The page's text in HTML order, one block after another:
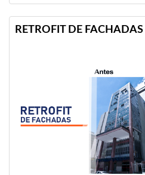
RETROFIT DE FACHADAS